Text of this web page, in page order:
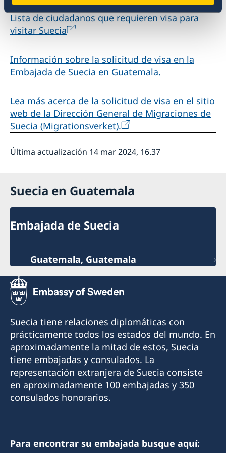
Lista de ciudadanos que requieren visa para
visitar Suecia
Información sobre la solicitud de visa en la
Embajada de Suecia en Guatemala.
Lea más acerca de la solicitud de visa en el sitio
web de la Dirección General de Migraciones de
Suecia (Migrationsverket).
Última actualización 14 mar 2024, 16.37
Suecia en Guatemala
Embajada de Suecia
Guatemala, Guatemala
Suecia tiene relaciones diplomáticas con
prácticamente todos los estados del mundo. En
aproximadamente la mitad de estos, Suecia
tiene embajadas y consulados. La
representación extranjera de Suecia consiste
en aproximadamente 100 embajadas y 350
consulados honorarios.
Para encontrar su embajada busque aquí: